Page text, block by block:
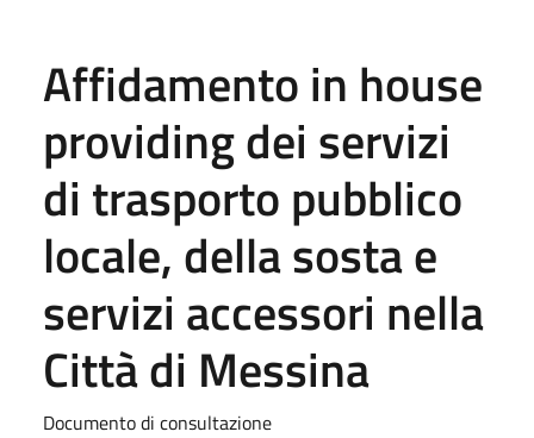
Affidamento in house
providing dei servizi
di trasporto pubblico
locale, della sosta e
servizi accessori nella
Città di Messina
Documento di consultazione